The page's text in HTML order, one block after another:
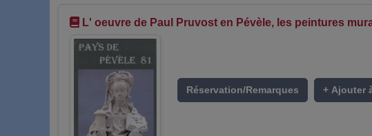
L' oeuvre de Paul Pruvost en Pévèle, les peintures
Réservation/Remarques + Ajouter